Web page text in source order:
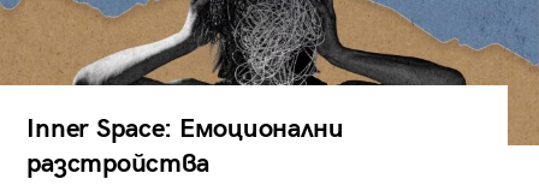
Inner Space: Емоционални
разстройства